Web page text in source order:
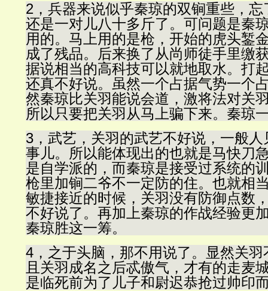
2，兵器来说似乎秦琼的双锏重些，
还是一对儿八十多斤了。可问题是秦
用的。马上用的是枪，开始的虎头錾
成了残品。后来换了从尚师徒手里缴
据说相当的高科技可以就地取水。打
还真不好说。虽然一个占据气势一个
然秦琼比关羽能说会道，激将法对关
所以只要把关羽从马上骗下来。秦琼
3，武艺，关羽的武艺不好说，一般
事儿。所以能体现出的也就是马快刀
是自学派的，而秦琼是接受过系统的
枪里加锏二爷不一定防的住。也就相
敏捷接近的时候，关羽没有防御点数
不好说了。再加上秦琼的作战经验更
秦琼胜这一筹。
4，之于头脑，那不用说了。显然关
且关羽成名之后忒傲气，才有的走麦
是临死前为了儿子和尉迟恭抢过帅印